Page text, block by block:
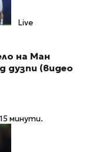
Live
на Ман
дузпи (видео
минути.